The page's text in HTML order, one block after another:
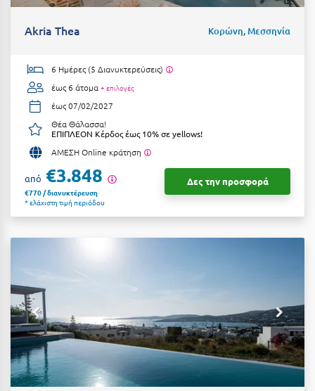
Akria Thea Κορώνη, Μεσσηνία
6 Ημέρες (5 Διανυκτερεύσεις)
έως 6 άτομα + επιλογές
έως 07/02/2027
Θέα Θάλασσα!
ΕΠΙΠΛΕΟΝ Κέρδος έως 10% σε yellows!
ΑΜΕΣΗ Online κράτηση
από €3.848
€770 / διανυκτέρευση
* ελάχιστη τιμή περιόδου
Δες την προσφορά